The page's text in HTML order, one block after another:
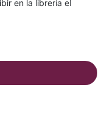
en la librería el